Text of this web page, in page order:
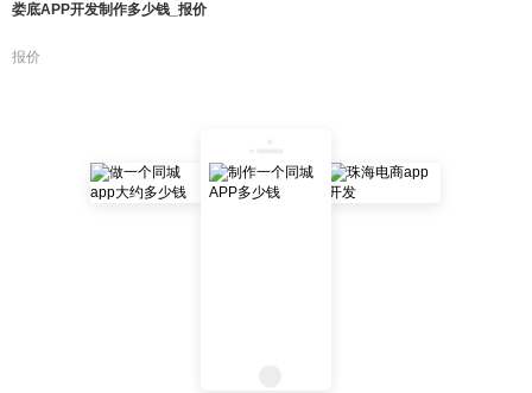
娄底APP开发制作多少钱_报价
报价